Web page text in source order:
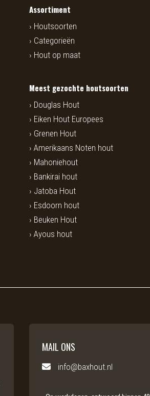
Assortiment
Houtsoorten
Categorieën
Hout op maat
Meest gezochte houtsoorten
Douglas Hout
Eiken Hout Europees
Grenen Hout
Amerikaans Noten hout
Mahoniehout
Bankirai hout
Jatoba Hout
Esdoorn hout
Beuken Hout
Ayous hout
MAIL ONS
info@baxhout.nl